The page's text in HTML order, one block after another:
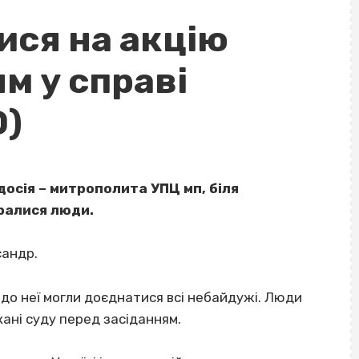
на акцію
у справі
– митрополита УПЦ мп, біля
люди.
неї могли доєднатися всі небайдужі. Люди
суду перед засіданням.